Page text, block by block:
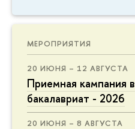
МЕРОПРИЯТИЯ
20 ИЮНЯ – 12 АВГУСТА
Приемная кампания в
бакалавриат - 2026
20 ИЮНЯ – 8 АВГУСТА